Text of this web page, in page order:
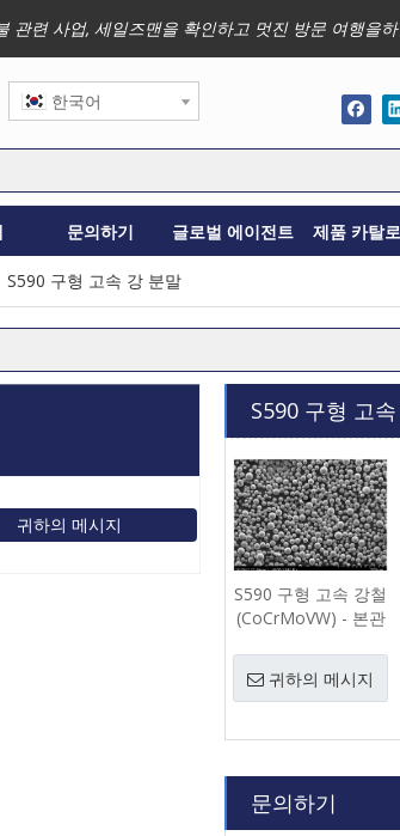
련 사업, 세일즈맨을 확인하고 멋진 방문 여행을
한국어
문의하기 글로벌 에이전트 제품 카탈
S590 구형 고속 강 분말
귀하의 메시지
S590 구형 고
S590 구형 고속 강철
(CoCrMoVW) - 본관
귀하의 메시지
문의하기